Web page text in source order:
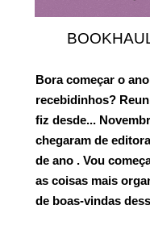
Bora começar o
recebidinhos?
fiz desde...
chegaram de
de ano . Vou
as coisas mais
de boas-vindas